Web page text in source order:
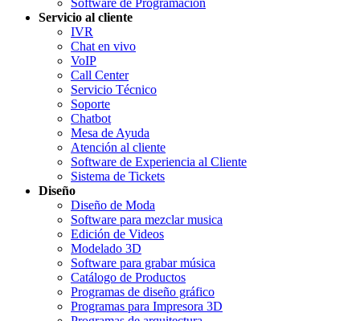
Servicio al cliente
IVR
Chat en vivo
VoIP
Call Center
Servicio Técnico
Soporte
Chatbot
Mesa de Ayuda
Atención al cliente
Software de Experiencia al Cliente
Sistema de Tickets
Diseño
Diseño de Moda
Software para mezclar musica
Edición de Videos
Modelado 3D
Software para grabar música
Catálogo de Productos
Programas de diseño gráfico
Programas para Impresora 3D